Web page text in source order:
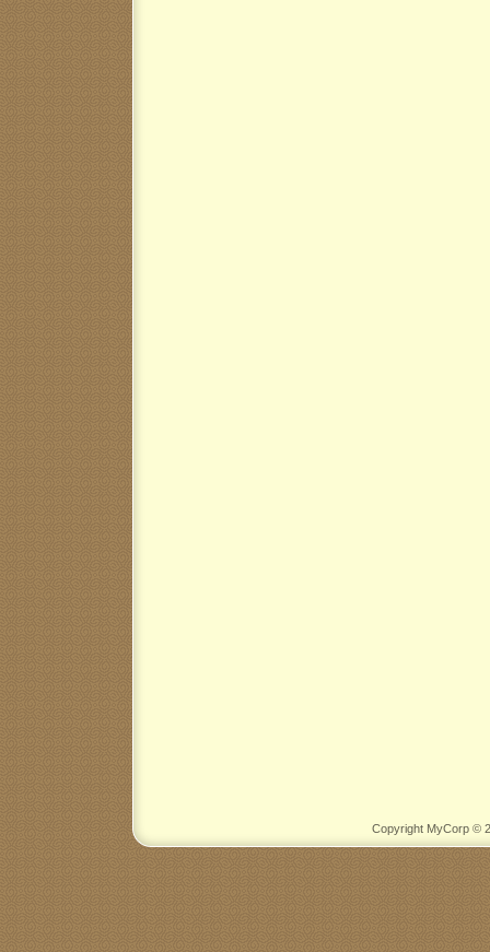
Copyright MyCorp ©